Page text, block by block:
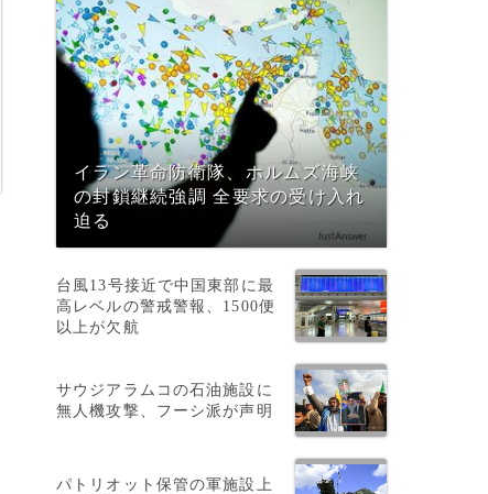
イラン革命防衛隊、ホルムズ海峡
の封鎖継続強調 全要求の受け入れ
迫る
台風13号接近で中国東部に最
高レベルの警戒警報、1500便
以上が欠航
サウジアラムコの石油施設に
無人機攻撃、フーシ派が声明
パトリオット保管の軍施設上